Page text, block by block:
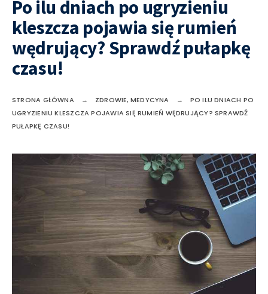
Po ilu dniach po ugryzieniu
kleszcza pojawia się rumień
wędrujący? Sprawdź pułapkę
czasu!
STRONA GŁÓWNA ZDROWIE, MEDYCYNA
PO ILU DNIACH PO
UGRYZIENIU KLESZCZA POJAWIA SIĘ RUMIEŃ WĘDRUJĄCY? SPRAWDŹ
PUŁAPKĘ CZASU!